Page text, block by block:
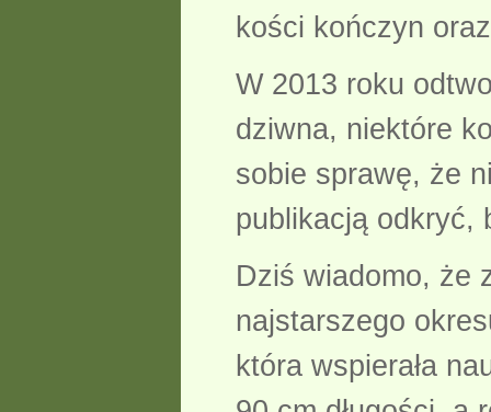
kości kończyn
W 2013 roku
dziwna, niektóre
sobie sprawę, że
publikacją odkryć,
Dziś wiadomo, że
najstarszego
która wspierała